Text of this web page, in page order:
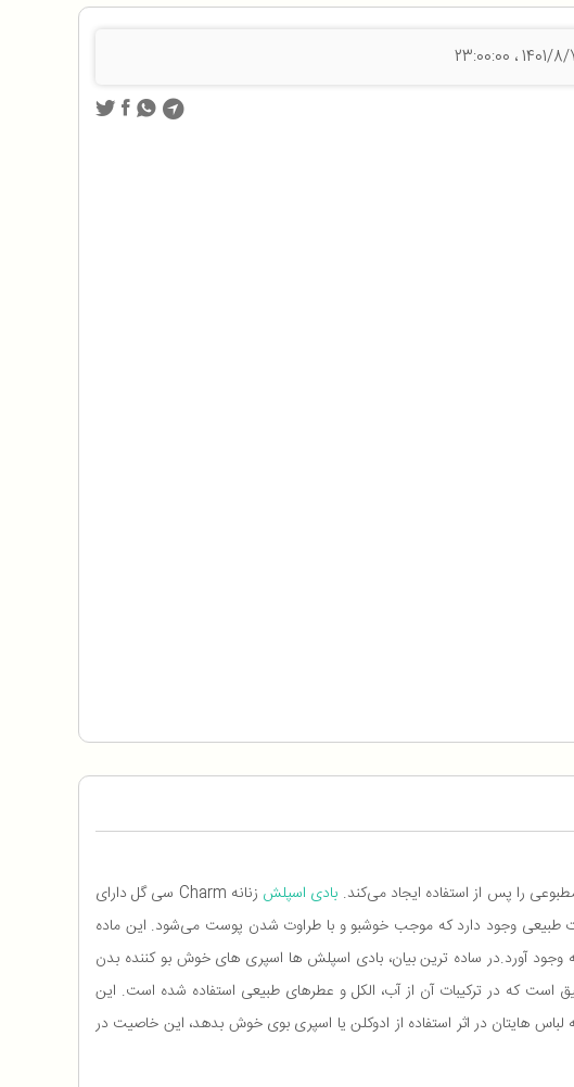
بادی اسپلش
زنانه Charm سی گل دارای
طبیعی وجود دارد که موجب خوشبو و با طراوت شدن پوست می‌شود. این ماده
وجود آورد.در ساده ترین بیان، بادی اسپلش ها اسپری های خوش بو کننده بدن
که در ترکیبات آن از آب، الکل و عطرهای طبیعی استفاده شده است. این
هایتان در اثر استفاده از ادوکلن یا اسپری بوی خوش بدهد، این خاصیت در